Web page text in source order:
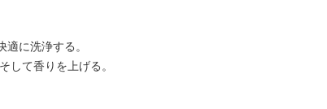
に洗浄する。
して香りを上げる。